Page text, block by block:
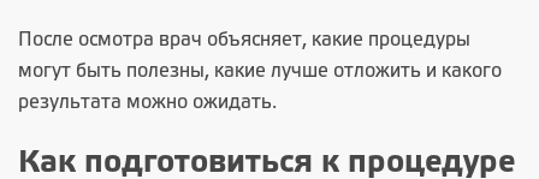
После осмотра врач объясняет, какие процедуры
могут быть полезны, какие лучше отложить и какого
результата можно ожидать.
Как подготовиться к процедуре